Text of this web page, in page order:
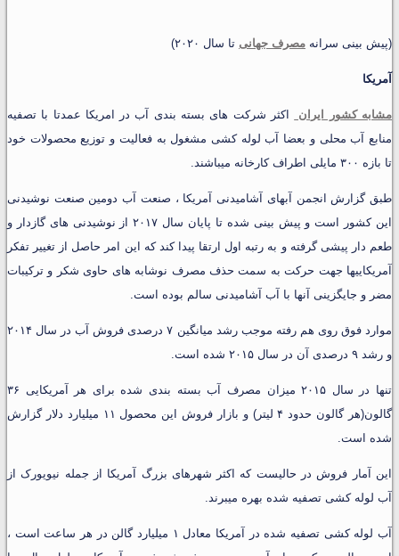
(پیش بینی سرانه مصرف جهانی تا سال ۲۰۲۰)
آمریکا
مشابه کشور ایران
اکثر شرکت های بسته بندی آب در امریکا عمدتا با تصفیه
منابع آب محلی و بعضا آب لوله کشی مشغول به فعالیت و توزیع محصولات خود
تا بازه ۳۰۰ مایلی اطراف کارخانه میباشند.
طبق گزارش انجمن آبهای آشامیدنی آمریکا ، صنعت آب دومین صنعت نوشیدنی
این کشور است و پیش بینی شده تا پایان سال ۲۰۱۷ از نوشیدنی های گازدار و
طعم دار پیشی گرفته و به رتبه اول ارتقا پیدا کند که این امر حاصل از تغییر تفکر
آمریکاییها جهت حرکت به سمت حذف مصرف نوشابه های حاوی شکر و ترکیبات
مضر و جایگزینی آنها با آب آشامیدنی سالم بوده است.
موارد فوق روی هم رفته موجب رشد میانگین ۷ درصدی فروش آب در سال ۲۰۱۴
و رشد ۹ درصدی آن در سال ۲۰۱۵ شده است.
تنها در سال ۲۰۱۵ میزان مصرف آب بسته بندی شده برای هر آمریکایی ۳۶
گالون(هر گالون حدود ۴ لیتر) و بازار فروش این محصول ۱۱ میلیارد دلار گزارش
شده است.
این آمار فروش در حالیست که اکثر شهرهای بزرگ آمریکا از جمله نیویورک از
آب لوله کشی تصفیه شده بهره میبرند.
آب لوله کشی تصفیه شده در آمریکا معادل ۱ میلیارد گالن در هر ساعت است ،